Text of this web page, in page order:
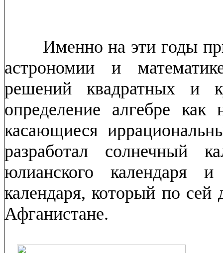
Именно на эти годы
астрономии и
решений квадратных и
определение алгебре как
касающиеся
разработал солнечный
юлианского календаря
календаря, который по сей
Афганистане.